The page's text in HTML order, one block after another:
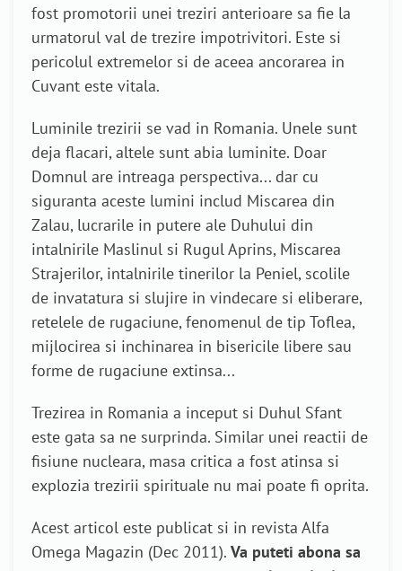
fost promotorii unei treziri anterioare sa fie la
urmatorul val de trezire impotrivitori. Este si
pericolul extremelor si de aceea ancorarea in
Cuvant este vitala.
Luminile trezirii se vad in Romania. Unele sunt
deja flacari, altele sunt abia luminite. Doar
Domnul are intreaga perspectiva... dar cu
siguranta aceste lumini includ Miscarea din
Zalau, lucrarile in putere ale Duhului din
intalnirile Maslinul si Rugul Aprins, Miscarea
Strajerilor, intalnirile tinerilor la Peniel, scolile
de invatatura si slujire in vindecare si eliberare,
retelele de rugaciune, fenomenul de tip Toflea,
mijlocirea si inchinarea in bisericile libere sau
forme de rugaciune extinsa...
Trezirea in Romania a inceput si Duhul Sfant
este gata sa ne surprinda. Similar unei reactii de
fisiune nucleara, masa critica a fost atinsa si
explozia trezirii spirituale nu mai poate fi oprita.
Acest articol este publicat si in revista Alfa
Omega Magazin (Dec 2011). Va puteti abona sa